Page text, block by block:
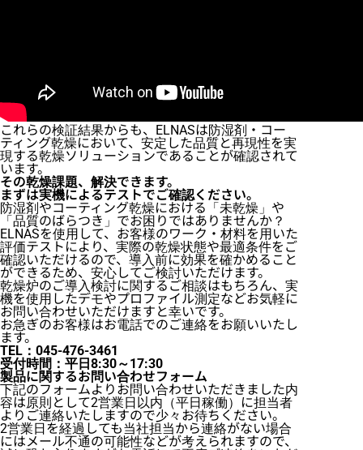
これらの検証結果からも、ELNASは防湿剤・コー
ティング乾燥において、安定した品質と再現性を実
現する乾燥ソリューションであることが確認されて
います。
その乾燥課題、解決できます。
まずは実機によるテストでご確認ください。
防湿剤やコーティング乾燥における「未乾燥」や
「品質のばらつき」でお困りではありませんか？
ELNASを使用して、お客様のワーク・材料を用いた
評価テストにより、実際の乾燥状態や最適条件をご
確認いただけるので、導入前に効果を確かめること
ができるため、安心してご検討いただけます。
乾燥炉のご導入検討に関するご相談はもちろん、実
機を使用したデモやプロファイル測定などお気軽に
お問い合わせいただけますと幸いです。
お急ぎのお客様はお電話でのご連絡をお願いいたし
ます。
TEL：045-476-3461
受付時間：平日8:30～17:30
製品に関するお問い合わせフォーム
下記のフォームよりお問い合わせいただきました内
容は原則として2営業日以内（平日稼働）に担当者
よりご連絡いたしますので少々お待ちください。
2営業日を経過しても当社担当から連絡がない場合
にはメール不通の可能性などが考えられますので、